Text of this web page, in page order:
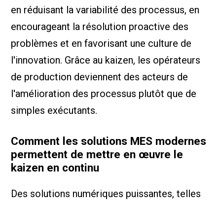
en réduisant la variabilité des processus, en
encourageant la résolution proactive des
problèmes et en favorisant une culture de
l'innovation. Grâce au kaizen, les opérateurs
de production deviennent des acteurs de
l'amélioration des processus plutôt que de
simples exécutants.
Comment les solutions MES modernes
permettent de mettre en œuvre le
kaizen en continu
Des solutions numériques puissantes, telles